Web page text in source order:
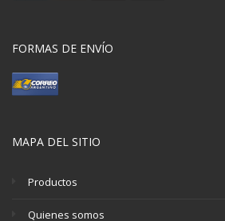
FORMAS DE ENVÍO
MAPA DEL SITIO
Productos
Quienes somos